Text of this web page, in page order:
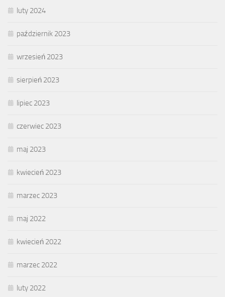
luty 2024
październik 2023
wrzesień 2023
sierpień 2023
lipiec 2023
czerwiec 2023
maj 2023
kwiecień 2023
marzec 2023
maj 2022
kwiecień 2022
marzec 2022
luty 2022